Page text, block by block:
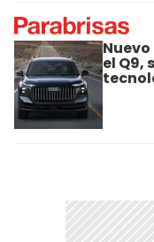
el Q9,